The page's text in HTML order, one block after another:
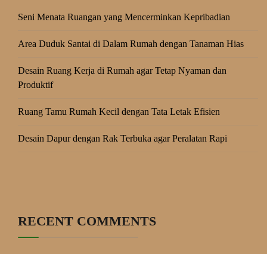
Seni Menata Ruangan yang Mencerminkan Kepribadian
Area Duduk Santai di Dalam Rumah dengan Tanaman Hias
Desain Ruang Kerja di Rumah agar Tetap Nyaman dan
Produktif
Ruang Tamu Rumah Kecil dengan Tata Letak Efisien
Desain Dapur dengan Rak Terbuka agar Peralatan Rapi
RECENT COMMENTS